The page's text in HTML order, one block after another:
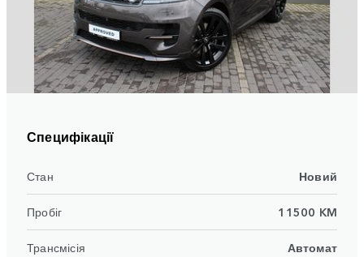
Специфікації
Стан Новий
Пробіг 11500 KM
Трансмісія Автомат